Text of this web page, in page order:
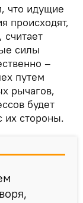
что идущие
происходят,
силы
–
путем
рычагов,
будет
их стороны.